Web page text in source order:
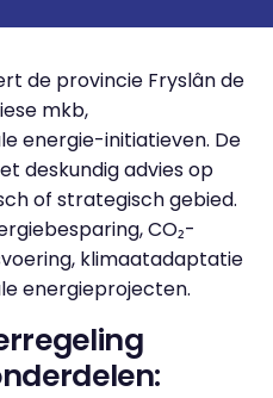
de provincie Fryslân de
mkb,
energie-initiatieven. De
deskundig advies op
of strategisch gebied.
CO₂-
klimaatadaptatie
energieprojecten.